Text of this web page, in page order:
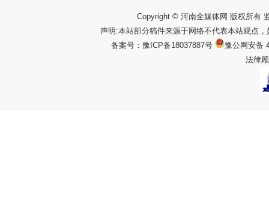
Copyright © 河南全媒体网 版权所有
声明:本站部分稿件来源于网络不代表本站观点
备案号： 豫ICP备18037887号
豫公网安备
法律